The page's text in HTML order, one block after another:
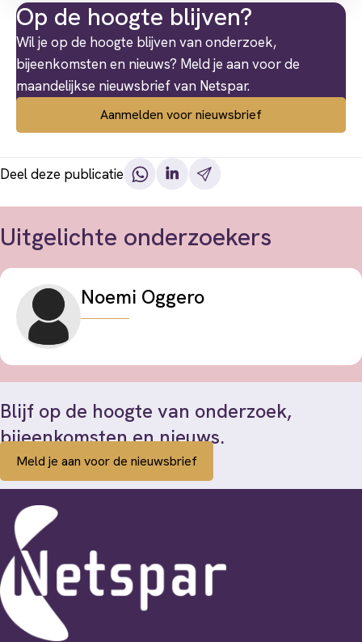
Op de hoogte blijven?
Wil je op de hoogte blijven van onderzoek,
bijeenkomsten en nieuws? Meld je aan voor de
maandelijkse nieuwsbrief van Netspar.
Aanmelden voor nieuwsbrief
Deel deze publicatie
Uitgelichte onderzoekers
Noemi Oggero
Blijf op de hoogte van onderzoek,
bijeenkomsten en nieuws.
Meld je aan voor de nieuwsbrief